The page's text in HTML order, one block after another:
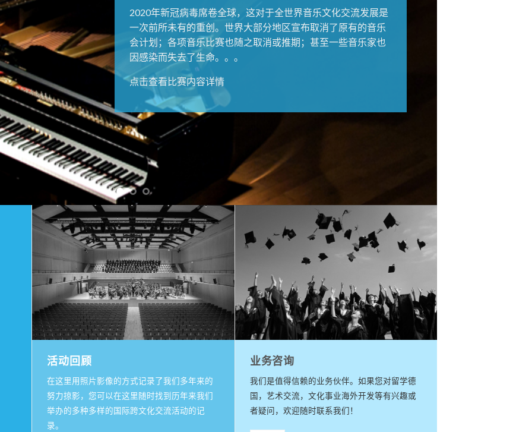
2020年新冠病毒席卷全球，这对于全世界音乐文化交流发展是
一次前所未有的重创。世界大部分地区宣布取消了原有的音乐
会计划；各项音乐比赛也随之取消或推期；甚至一些音乐家也
因感染而失去了生命。。。
点击查看比赛内容详情
活动回顾
在这里用照片影像的方式记录了我们多年来的
努力掠影，您可以在这里随时找到历年来我们
举办的多种多样的国际跨文化交流活动的记
录。
业务咨询
我们是值得信赖的业务伙伴。如果您对留学德
国，艺术交流，文化事业海外开发等有兴趣或
者疑问，欢迎随时联系我们！